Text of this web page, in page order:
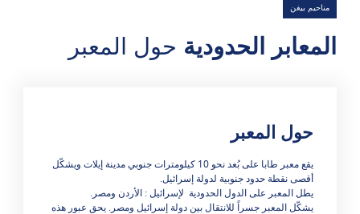
مناحيم بيغن
المعابر الحدودية حول المعبر
حول المعبر
يقع معبر طابا على بُعد نحو 10 كيلومترات جنوبي مدينة إيلات ويشكّل
أقصى نقطة حدود جنوبية لدولة إسرائيل.
يطل المعبر على الدول الحدودية لإسرائيل : الأردن ومصر.
يشكّل المعبر جسراً للانتقال بين دولة إسرائيل ومصر. يحق عبور هذه